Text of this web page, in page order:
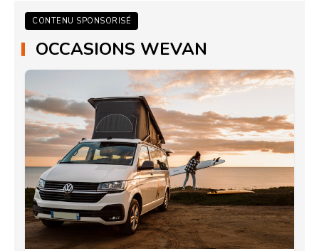
CONTENU SPONSORISÉ
OCCASIONS WEVAN